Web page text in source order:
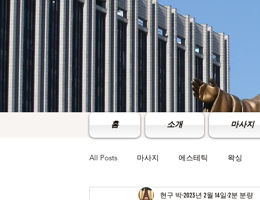
홈 소개 마사지
All Posts 마사지 에스테틱 왁싱
현구 박2023년 2월 14일 2분 분량